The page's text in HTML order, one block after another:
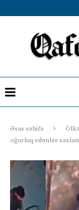
Əsas səhifə Ölkə
oğurluq edənlər